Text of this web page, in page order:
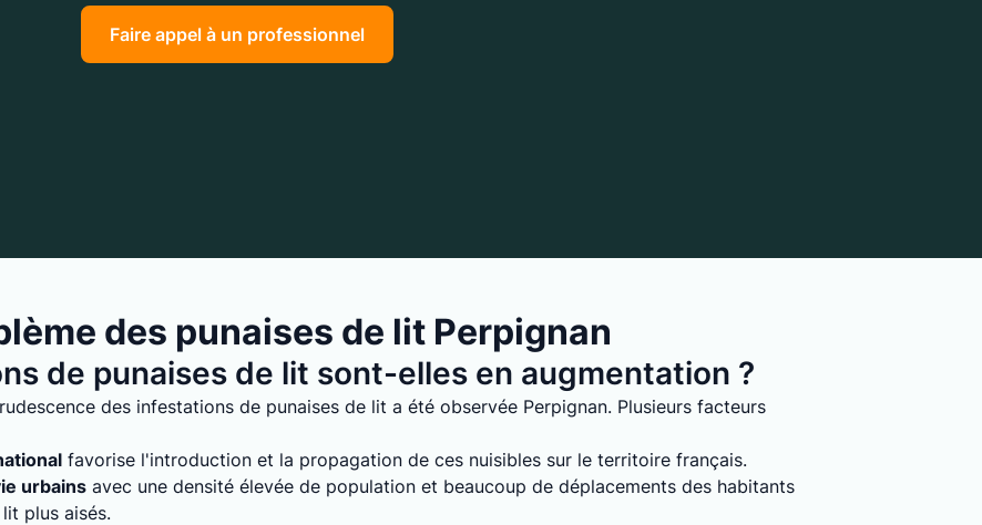
Faire appel à un professionnel
des punaises de lit Perpignan
de punaises de lit sont-elles en augmentation ?
des infestations de punaises de lit a été observée Perpignan. Plusieurs facteurs
favorise l'introduction et la propagation de ces nuisibles sur le territoire français.
urbains avec une densité élevée de population et beaucoup de déplacements des habitants
plus aisés.